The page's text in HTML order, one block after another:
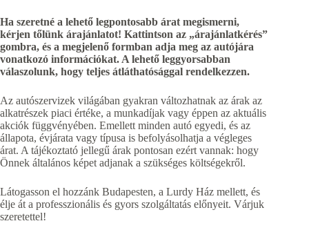
Ha szeretné a lehető legpontosabb árat megismerni,
kérjen tőlünk árajánlatot! Kattintson az „árajánlatkérés”
gombra, és a megjelenő formban adja meg az autójára
vonatkozó információkat. A lehető leggyorsabban
válaszolunk, hogy teljes átláthatósággal rendelkezzen.
Az autószervizek világában gyakran változhatnak az árak az
alkatrészek piaci értéke, a munkadíjak vagy éppen az aktuális
akciók függvényében. Emellett minden autó egyedi, és az
állapota, évjárata vagy típusa is befolyásolhatja a végleges
árat. A tájékoztató jellegű árak pontosan ezért vannak: hogy
Önnek általános képet adjanak a szükséges költségekről.
Látogasson el hozzánk Budapesten, a Lurdy Ház mellett, és
élje át a professzionális és gyors szolgáltatás előnyeit. Várjuk
szeretettel!